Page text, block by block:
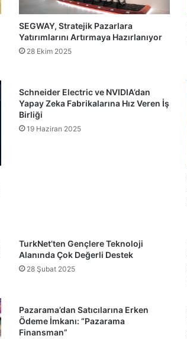
SEGWAY, Stratejik Pazarlara
Yatırımlarını Artırmaya Hazırlanıyor
28 Ekim 2025
Schneider Electric ve NVIDIA’dan
Yapay Zeka Fabrikalarına Hız Veren İş
Birliği
19 Haziran 2025
TurkNet’ten Gençlere Teknoloji
Alanında Çok Değerli Destek
28 Şubat 2025
Pazarama’dan Satıcılarına Erken
Ödeme İmkanı: “Pazarama
Finansman”